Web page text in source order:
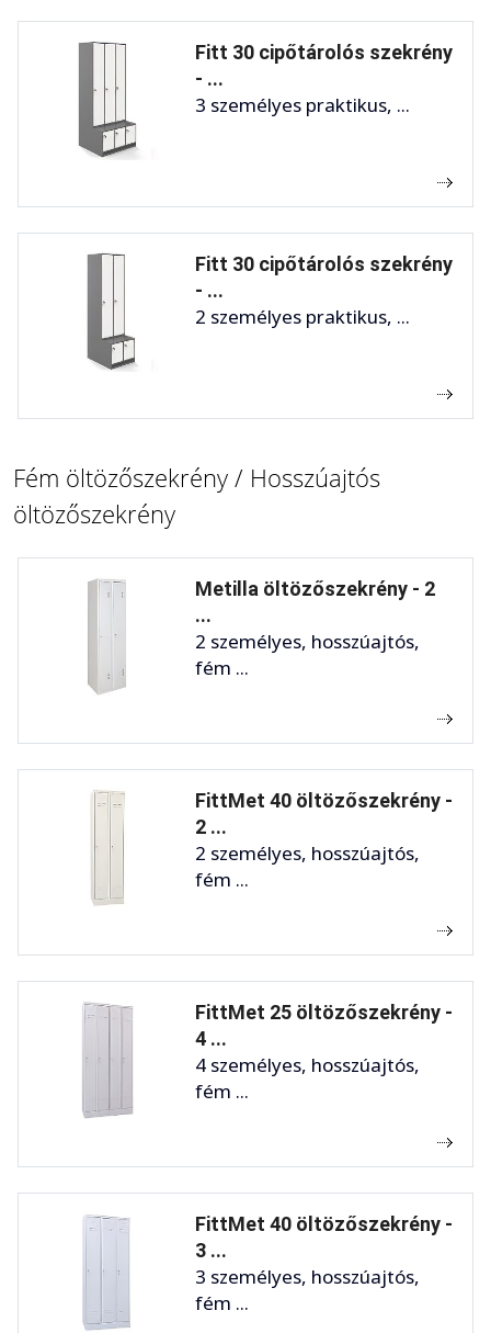
Fitt 30 cipőtárolós szekrény
- ...
3 személyes praktikus, ...
Fitt 30 cipőtárolós szekrény
- ...
2 személyes praktikus, ...
Fém öltözőszekrény / Hosszúajtós
öltözőszekrény
Metilla öltözőszekrény - 2
...
2 személyes, hosszúajtós,
fém ...
FittMet 40 öltözőszekrény -
2 ...
2 személyes, hosszúajtós,
fém ...
FittMet 25 öltözőszekrény -
4 ...
4 személyes, hosszúajtós,
fém ...
FittMet 40 öltözőszekrény -
3 ...
3 személyes, hosszúajtós,
fém ...